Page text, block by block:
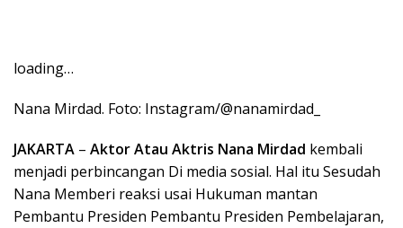
loading…
Nana Mirdad. Foto: Instagram/@nanamirdad_
JAKARTA – Aktor Atau Aktris Nana Mirdad kembali
menjadi perbincangan Di media sosial. Hal itu Sesudah
Nana Memberi reaksi usai Hukuman mantan
Pembantu Presiden Pembantu Presiden Pembelajaran,